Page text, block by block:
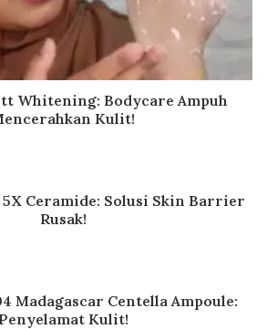
Whitening: Bodycare Ampuh
Kulit!
Ceramide: Solusi Skin Barrier
Rusak!
Madagascar Centella Ampoule:
Penyelamat Kulit!